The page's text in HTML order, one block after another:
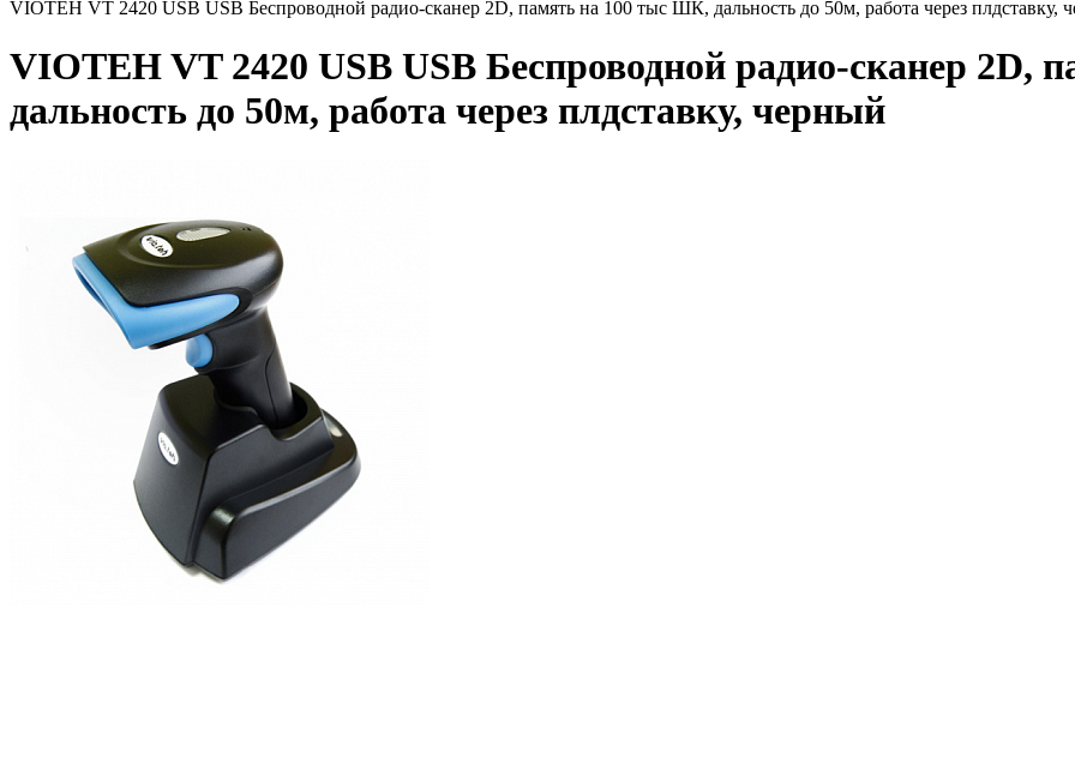
VIOTEH VT 2420 USB USB Беспроводной радио-сканер 2D, память на 100 тыс ШК, дальность до 50м, работа через плдставку,
VIOTEH VT 2420 USB USB Беспроводной радио-сканер 2D,
дальность до 50м, работа через плдставку, черный